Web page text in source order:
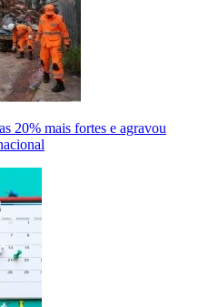
20% mais fortes e agravou